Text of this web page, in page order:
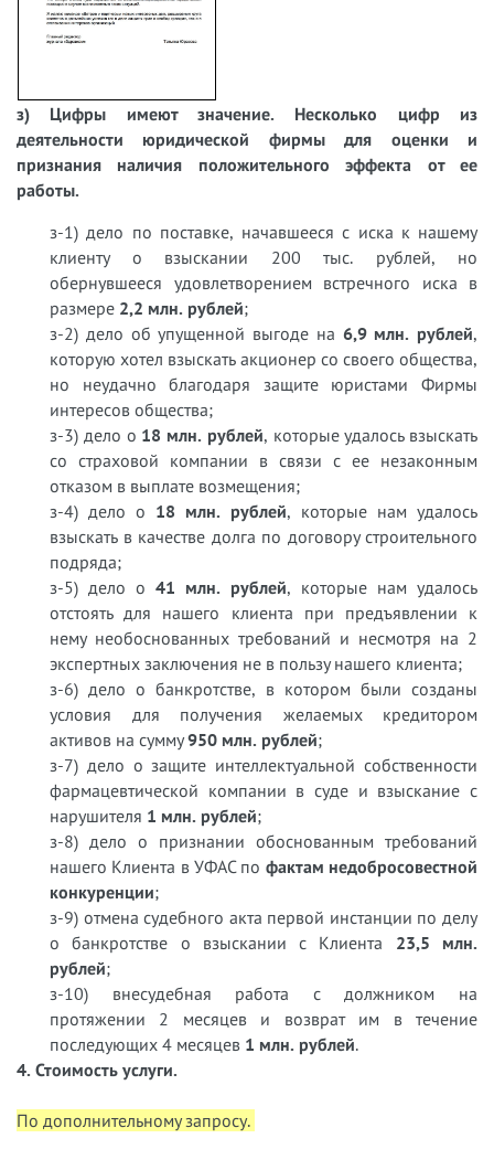
з) Цифры имеют значение. Несколько цифр из
деятельности юридической фирмы для оценки и
признания наличия положительного эффекта от ее
работы.
з-1) дело по поставке, начавшееся с иска к нашему
клиенту о взыскании 200 тыс. рублей, но
обернувшееся удовлетворением встречного иска в
размере 2,2 млн. рублей;
з-2) дело об упущенной выгоде на 6,9 млн. рублей,
которую хотел взыскать акционер со своего общества,
но неудачно благодаря защите юристами Фирмы
интересов общества;
з-3) дело о 18 млн. рублей, которые удалось взыскать
со страховой компании в связи с ее незаконным
отказом в выплате возмещения;
з-4) дело о 18 млн. рублей, которые нам удалось
взыскать в качестве долга по договору строительного
подряда;
з-5) дело о 41 млн. рублей, которые нам удалось
отстоять для нашего клиента при предъявлении к
нему необоснованных требований и несмотря на 2
экспертных заключения не в пользу нашего клиента;
з-6) дело о банкротстве, в котором были созданы
условия для получения желаемых кредитором
активов на сумму950 млн. рублей;
з-7) дело о защите интеллектуальной собственности
фармацевтической компании в суде и взыскание с
нарушителя 1 млн. рублей;
з-8) дело о признании обоснованным требований
нашего Клиента в УФАС по фактам недобросовестной
конкуренции;
з-9) отмена судебного акта первой инстанции по делу
о банкротстве о взыскании с Клиента 23,5 млн.
рублей;
з-10) внесудебная работа с должником на
протяжении 2 месяцев и возврат им в течение
последующих 4 месяцев 1 млн. рублей.
4. Стоимость услуги.
По дополнительному запросу.